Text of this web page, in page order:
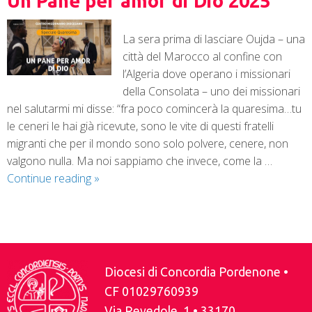
La sera prima di lasciare Oujda – una
città del Marocco al confine con
l’Algeria dove operano i missionari
della Consolata – uno dei missionari
nel salutarmi mi disse: “fra poco comincerà la quaresima…tu
le ceneri le hai già ricevute, sono le vite di questi fratelli
migranti che per il mondo sono solo polvere, cenere, non
valgono nulla. Ma noi sappiamo che invece, come la …
Continue reading »
o
N
Diocesi di Concordia Pordenone •
CF 01029760939